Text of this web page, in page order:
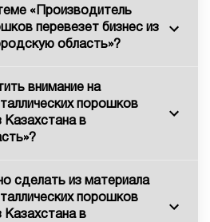
«Производитель
перевезет бизнес из
область»?
внимание на
порошков
Казахстана в
сделать из материала
порошков
Казахстана в